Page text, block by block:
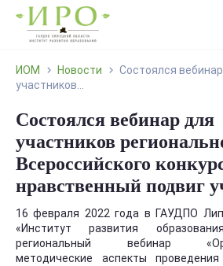
ИОМ Новости
Состоялся
участников...
Состоялся вебинар для
участников
Всероссийского
нравственный подвиг
16 февраля 2022 года в ГАУДПО
«Институт развития
региональный вебинар
методические аспекты